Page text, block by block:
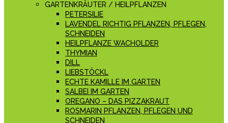
GARTENKRÄUTER / HEILPFLANZEN
PETERSILIE
LAVENDEL RICHTIG PFLANZEN, PFLEGEN,
SCHNEIDEN
HEILPFLANZE WACHOLDER
THYMIAN
DILL
LIEBSTÖCKL
ECHTE KAMILLE IM GARTEN
SALBEI IM GARTEN
OREGANO – DAS PIZZAKRAUT
ROSMARIN PFLANZEN, PFLEGEN UND
SCHNEIDEN